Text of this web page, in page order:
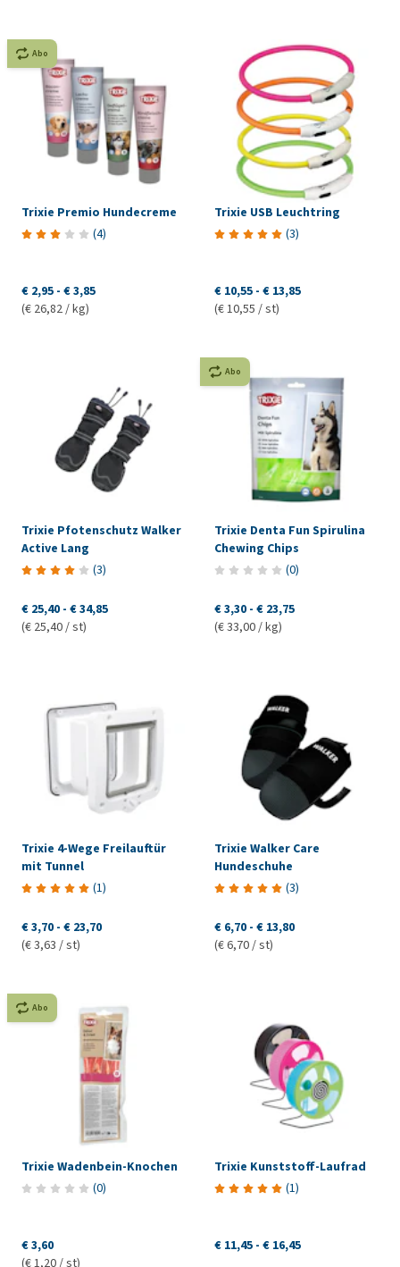
Abo
Trixie Premio Hundecreme
(4)
€ 2,95 - € 3,85
(€ 26,82 / kg)
Trixie USB Leuchtring
(3)
€ 10,55 - € 13,85
(€ 10,55 / st)
Trixie Pfotenschutz Walker
Active Lang
(3)
€ 25,40 - € 34,85
(€ 25,40 / st)
Abo
Trixie Denta Fun Spirulina
Chewing Chips
(0)
€ 3,30 - € 23,75
(€ 33,00 / kg)
Trixie 4-Wege Freilauftür
mit Tunnel
(1)
€ 3,70 - € 23,70
(€ 3,63 / st)
Trixie Walker Care
Hundeschuhe
(3)
€ 6,70 - € 13,80
(€ 6,70 / st)
Abo
Trixie Wadenbein-Knochen
(0)
€ 3,60
(€ 1,20 / st)
Trixie Kunststoff-Laufrad
(1)
€ 11,45 - € 16,45